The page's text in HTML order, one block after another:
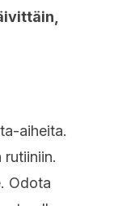
aiheita.
Odota